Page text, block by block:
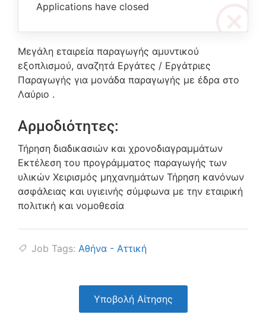
Applications have closed
Μεγάλη εταιρεία παραγωγής αμυντικού
εξοπλισμού, αναζητά Εργάτες / Εργάτριες
Παραγωγής για μονάδα παραγωγής με έδρα στο
Λαύριο .
Αρμοδιότητες:
Τήρηση διαδικασιών και χρονοδιαγραμμάτων
Εκτέλεση του προγράμματος παραγωγής των
υλικών Χειρισμός μηχανημάτων Τήρηση κανόνων
ασφάλειας και υγιεινής σύμφωνα με την εταιρική
πολιτική και νομοθεσία
Job Tags: Αθήνα - Αττική
Υποβολή Αίτησης